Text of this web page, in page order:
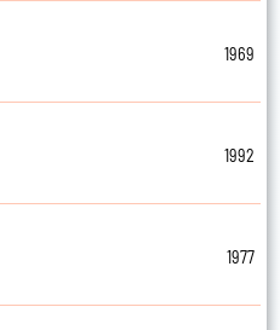
1969
1992
1977